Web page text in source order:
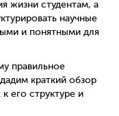
жизни студентам, а
научные
и понятными для
правильное
краткий обзор
его структуре и